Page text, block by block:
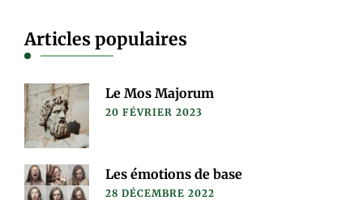
Articles populaires
Le Mos Majorum
20 FÉVRIER 2023
Les émotions de base
28 DÉCEMBRE 2022